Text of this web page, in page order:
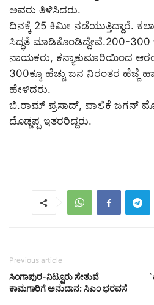
ಅವರು ತಿಳಿಸಿದರು.
ದಿನಕ್ಕೆ 25 ಕಿಮೀ ನಡೆಯುತ್ತಿದ್ದಾರೆ.
ಸಿದ್ಧತೆ ಮಾಡಿಕೊಂಡಿದ್ದೇವೆ.200-
ನಾಯಕರು, ಕನ್ಯಾಕುಮಾರಿಯಿಂದ
300ಕ್ಕೂ ಹೆಚ್ಚು ಜನ ನಿರಂತರ ಹೆಜ್ಜೆ
ಹೇಳಿದರು.
ಬಿ.ರಾಮ್ ಪ್ರಸಾದ್, ಪಾಲಿಕೆ ಜಗನ್
ದೊಡ್ಡಪ್ಪ ಇತರರಿದ್ದರು.
Previous article
ಸಿಂಗಾಪುರ-ನಿಟ್ಟೂರು ಸೇತುವೆ
ಕಾಮಗಾರಿಗೆ ಅನುದಾನ: ಸಿಎಂ ಭರವಸೆ